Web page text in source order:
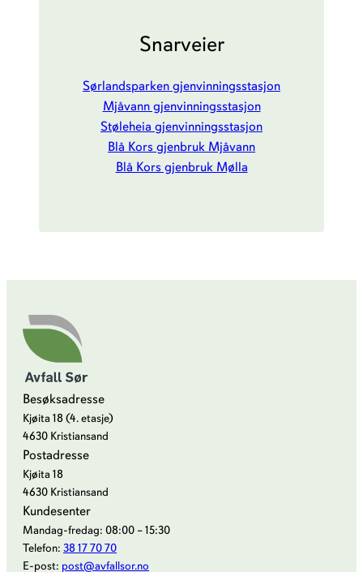
Snarveier
Sørlandsparken gjenvinningsstasjon
Mjåvann gjenvinningsstasjon
Støleheia gjenvinningsstasjon
Blå Kors gjenbruk Mjåvann
Blå Kors gjenbruk Mølla
Besøksadresse
Kjøita 18 (4. etasje)
4630 Kristiansand
Postadresse
Kjøita 18
4630 Kristiansand
Kundesenter
Mandag-fredag: 08:00 – 15:30
Telefon: 38 17 70 70
E-post: post@avfallsor.no